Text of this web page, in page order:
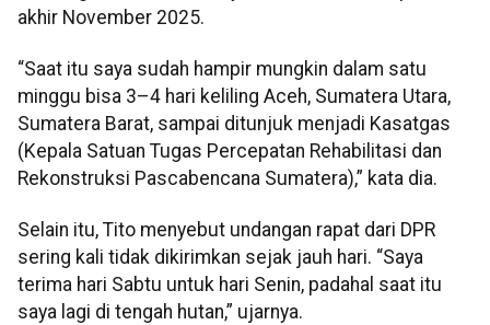
akhir November 2025.
“Saat itu saya sudah hampir mungkin dalam satu
minggu bisa 3–4 hari keliling Aceh, Sumatera Utara,
Sumatera Barat, sampai ditunjuk menjadi Kasatgas
(Kepala Satuan Tugas Percepatan Rehabilitasi dan
Rekonstruksi Pascabencana Sumatera),” kata dia.
Selain itu, Tito menyebut undangan rapat dari DPR
sering kali tidak dikirimkan sejak jauh hari. “Saya
terima hari Sabtu untuk hari Senin, padahal saat itu
saya lagi di tengah hutan,” ujarnya.